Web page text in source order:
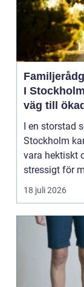
I
väg till ökad
harmoni och
förståelse
I en storstad
Stockholm
vara hektiskt
stressigt för
familjer. Kon...
18 juli 2026